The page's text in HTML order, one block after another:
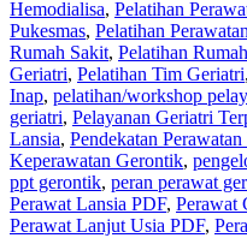
Hemodialisa, Pelatihan
Pukesmas, Pelatihan
Rumah Sakit, Pelatihan
Geriatri, Pelatihan Tim Geriatri,
Inap, pelatihan/workshop
geriatri, Pelayanan Geriatri
Lansia, Pendekatan
Keperawatan Gerontik,
ppt gerontik, peran perawat
Perawat Lansia PDF, Perawat
Perawat Lanjut Usia PDF,